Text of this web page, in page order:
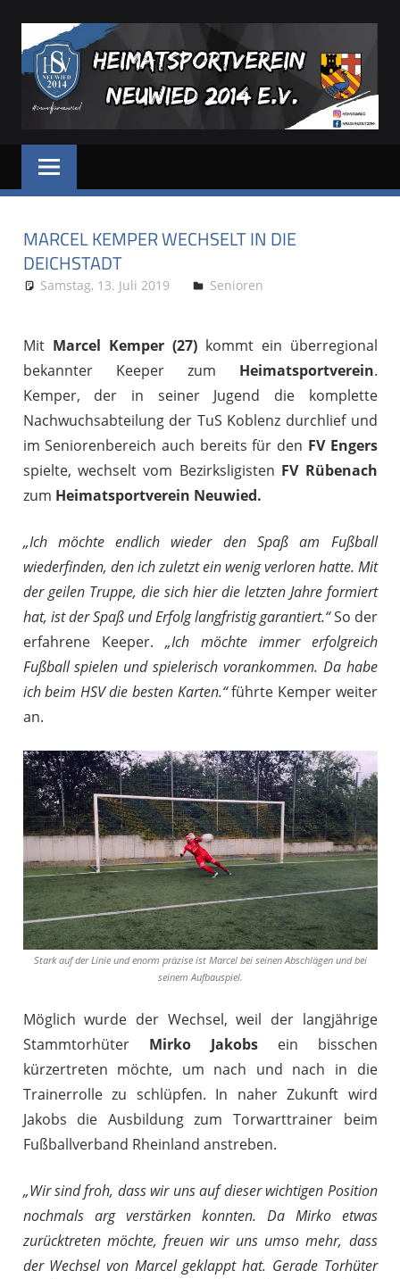
springen
NEUWIED
Dein
Sportverein
für
Neuwied
MARCEL KEMPER WECHSELT IN DIE
DEICHSTADT
Samstag, 13. Juli 2019 Stephan P.
Senioren
Mit Marcel Kemper (27)kommt ein überregional
bekannter Keeper zum Heimatsportverein.
Kemper, der in seiner Jugend die komplette
Nachwuchsabteilung der TuS Koblenz durchlief und
im Seniorenbereich auch bereits für den FV Engers
spielte, wechselt vom Bezirksligisten FV Rübenach
zum Heimatsportverein Neuwied.
„Ich möchte endlich wieder den Spaß am Fußball
wiederfinden, den ich zuletzt ein wenig verloren hatte. Mit
der geilen Truppe, die sich hier die letzten Jahre formiert
hat, ist der Spaß und Erfolg langfristig garantiert.“So der
erfahrene Keeper. „Ich möchte immer erfolgreich
Fußball spielen und spielerisch vorankommen. Da habe
ich beim HSV die besten Karten.“führte Kemper weiter
an.
Stark auf der Linie und enorm präzise ist Marcel bei seinen Abschlägen und bei
seinem Aufbauspiel.
Möglich wurde der Wechsel, weil der langjährige
Stammtorhüter Mirko Jakobsein bisschen
kürzertreten möchte, um nach und nach in die
Trainerrolle zu schlüpfen. In naher Zukunft wird
Jakobs die Ausbildung zum Torwarttrainer beim
Fußballverband Rheinland anstreben.
„Wir sind froh, dass wir uns auf dieser wichtigen Position
nochmals arg verstärken konnten. Da Mirko etwas
zurücktreten möchte, freuen wir uns umso mehr, dass
der Wechsel von Marcel geklappt hat. Gerade Torhüter